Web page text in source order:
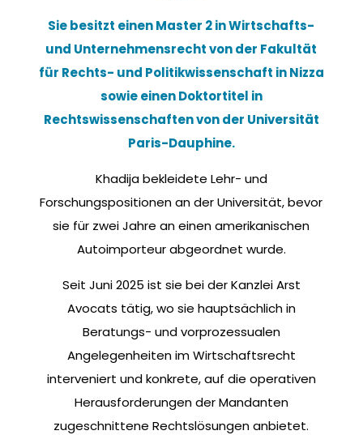
Sie besitzt einen Master 2 in Wirtschafts-
und Unternehmensrecht von der Fakultät
für Rechts- und Politikwissenschaft in Nizza
sowie einen Doktortitel in
Rechtswissenschaften von der Universität
Paris-Dauphine.
Khadija bekleidete Lehr- und
Forschungspositionen an der Universität, bevor
sie für zwei Jahre an einen amerikanischen
Autoimporteur abgeordnet wurde.
Seit Juni 2025 ist sie bei der Kanzlei Arst
Avocats tätig, wo sie hauptsächlich in
Beratungs- und vorprozessualen
Angelegenheiten im Wirtschaftsrecht
interveniert und konkrete, auf die operativen
Herausforderungen der Mandanten
zugeschnittene Rechtslösungen anbietet.